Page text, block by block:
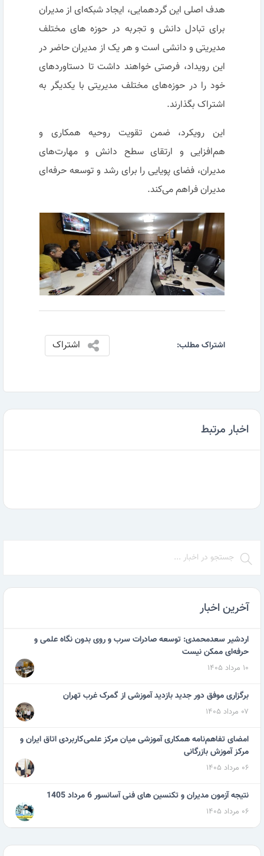
هدف اصلی این گردهمایی، ایجاد شبکه‌ای از مدیران
برای تبادل دانش و تجربه در حوزه های مختلف
مدیریتی و دانشی است و هر یک از مدیران حاضر در
این رویداد، فرصتی خواهند داشت تا دستاوردهای
خود را در حوزه‌های مختلف مدیریتی با یکدیگر به
اشتراک بگذارند.
این رویکرد، ضمن تقویت روحیه همکاری و
هم‌افزایی و ارتقای سطح دانش و مهارت‌های
مدیران، فضای پویایی را برای رشد و توسعه حرفه‌ای
مدیران فراهم می‌کند.
اشتراک مطلب: اشتراک
اخبار مرتبط
آخرین اخبار
اردشیر سعدمحمدی: توسعه صادرات سرب و روی بدون نگاه علمی و
حرفه‌ای ممکن نیست
۱۰ مرداد ۱۴۰۵
برگزاری موفق دور جدید بازدید آموزشی از گمرک غرب تهران
۰۷ مرداد ۱۴۰۵
امضای تفاهم‌نامه همکاری آموزشی میان مرکز علمی‌کاربردی اتاق ایران و
مرکز آموزش بازرگانی
۰۶ مرداد ۱۴۰۵
نتیجه آزمون مدیران و تکنسین های فنی آسانسور 6 مرداد 1405
۰۶ مرداد ۱۴۰۵